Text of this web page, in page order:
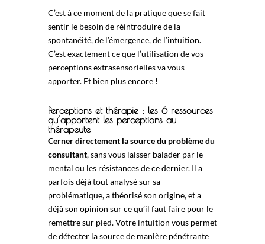
C’est à ce moment de la pratique que se fait
sentir le besoin de réintroduire de la
spontanéité, de l’émergence, de l’intuition.
C’est exactement ce que l’utilisation de vos
perceptions extrasensorielles va vous
apporter. Et bien plus encore !
Perceptions et thérapie : les 6 ressources
qu’apportent les perceptions au
thérapeute
Cerner directement la source du problème du
consultant, sans vous laisser balader par le
mental ou les résistances de ce dernier. Il a
parfois déjà tout analysé sur sa
problématique, a théorisé son origine, et a
déjà son opinion sur ce qu’il faut faire pour le
remettre sur pied. Votre intuition vous permet
de détecter la source de manière pénétrante